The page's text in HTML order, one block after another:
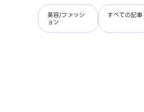
美容/ファッシ
ョン
すべての記事